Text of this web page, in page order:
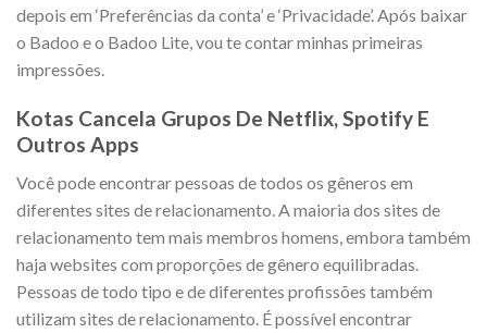
depois em ‘Preferências da conta’ e ‘Privacidade’. Após baixar
o Badoo e o Badoo Lite, vou te contar minhas primeiras
impressões.
Kotas Cancela Grupos De Netflix, Spotify E
Outros Apps
Você pode encontrar pessoas de todos os gêneros em
diferentes sites de relacionamento. A maioria dos sites de
relacionamento tem mais membros homens, embora também
haja websites com proporções de gênero equilibradas.
Pessoas de todo tipo e de diferentes profissões também
utilizam sites de relacionamento. É possível encontrar